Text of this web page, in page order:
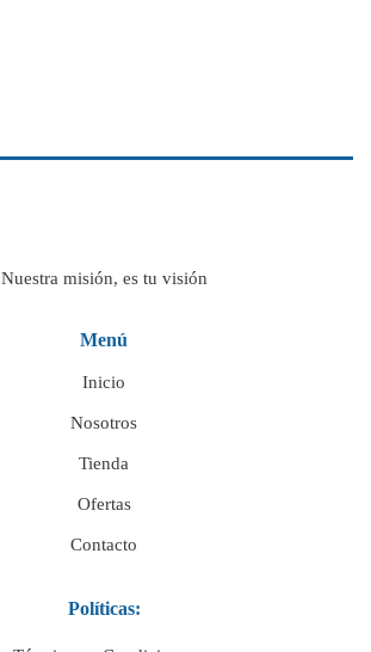
Nuestra misión, es tu visión
Menú
Inicio
Nosotros
Tienda
Ofertas
Contacto
Políticas: